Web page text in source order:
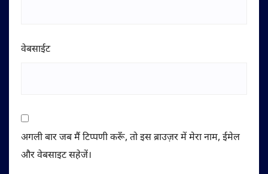
वेबसाईट
अगली बार जब मैं टिप्पणी करूँ, तो इस ब्राउज़र में मेरा नाम, ईमेल
और वेबसाइट सहेजें।